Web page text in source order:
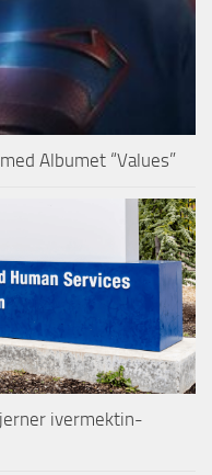
Albumet “Values”
ivermektin-